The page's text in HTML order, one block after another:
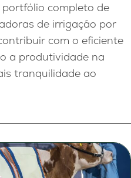
completo de
de irrigação por
com o eficiente
a produtividade na
tranquilidade ao